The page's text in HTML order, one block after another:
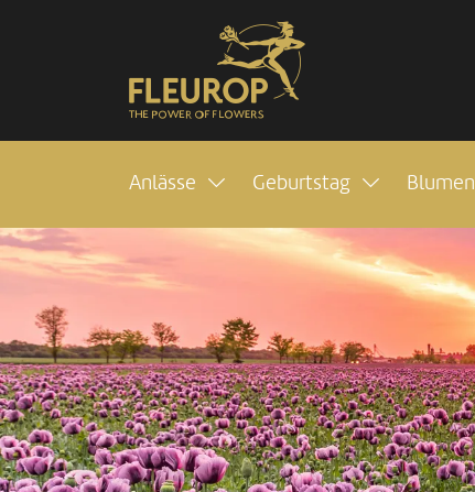
Anlässe Geburtstag Blumen